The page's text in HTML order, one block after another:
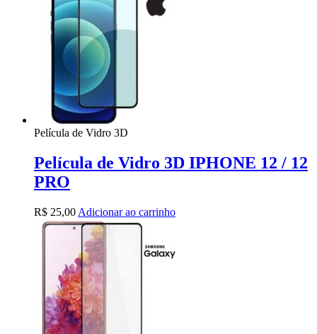
Película de Vidro 3D
Película de Vidro 3D IPHONE 12 / 12
PRO
R$ 25,00 Adicionar ao carrinho